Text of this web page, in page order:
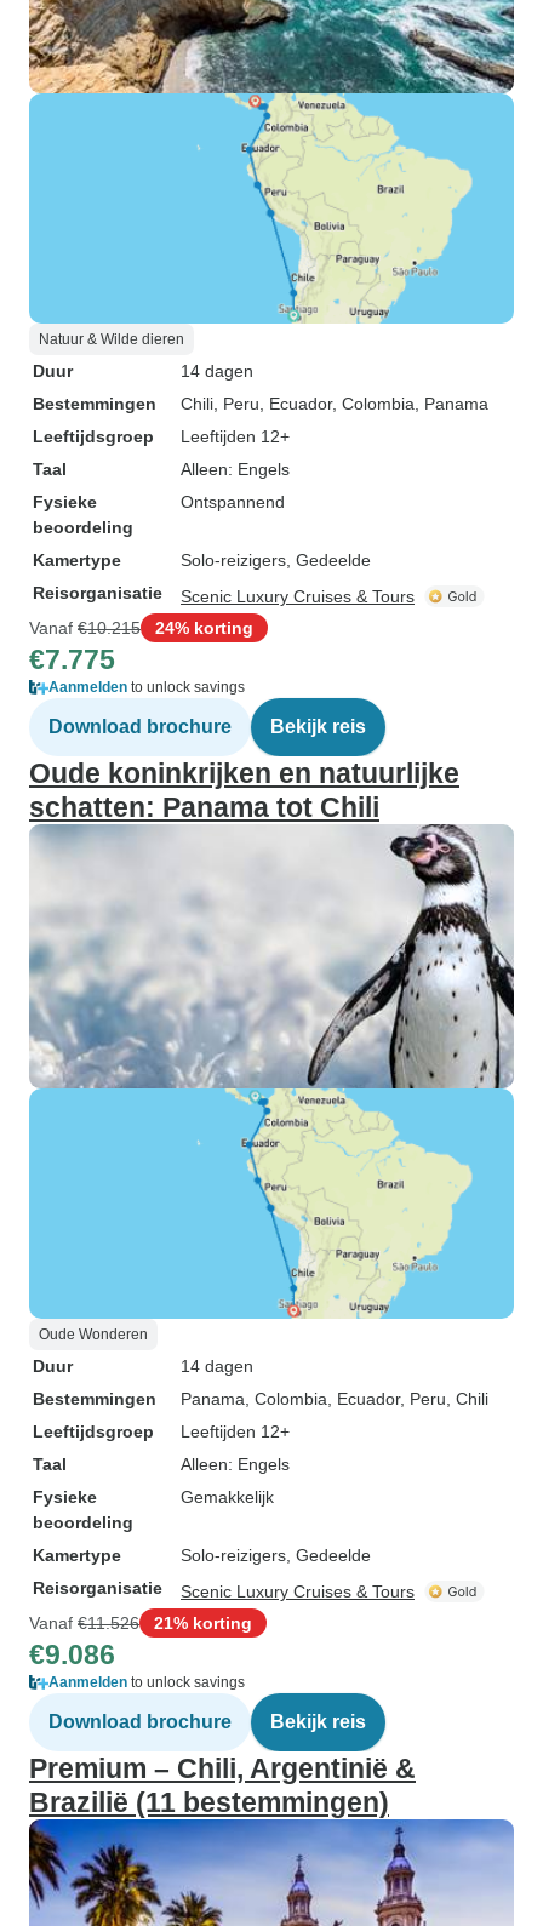
Natuur & Wilde dieren
Duur
14 dagen
Bestemmingen
Chili , Peru , Ecuador, Colombia , Panama
Leeftijdsgroep
Leeftijden 12+
Taal
Alleen: Engels
Fysieke
beoordeling
Ontspannend
Kamertype
Solo-reizigers, Gedeelde
Reisorganisatie
Scenic Luxury Cruises & Tours
Vanaf €10.215 24% korting
€7.775
Aanmelden to unlock savings
Download brochure Bekijk reis
Oude koninkrijken en natuurlijke
schatten: Panama tot Chili
Oude Wonderen
Duur
14 dagen
Bestemmingen
Panama , Colombia , Ecuador, Peru , Chili
Leeftijdsgroep
Leeftijden 12+
Taal
Alleen: Engels
Fysieke
beoordeling
Gemakkelijk
Kamertype
Solo-reizigers, Gedeelde
Reisorganisatie
Scenic Luxury Cruises & Tours
Vanaf €11.526 21% korting
€9.086
Aanmelden to unlock savings
Download brochure Bekijk reis
Premium – Chili, Argentinië &
Brazilië (11 bestemmingen)